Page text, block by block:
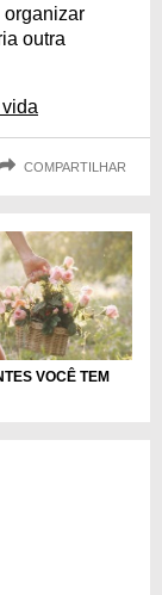
organizar
outra
COMPARTILHAR
VOCÊ TEM